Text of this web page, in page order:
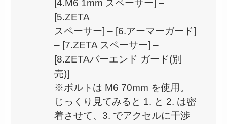
[4.M6 1mm スペーサー] –
[5.ZETA
スペーサー] – [6.アーマーガード]
– [7.ZETA スペーサー] –
[8.ZETAバーエンド ガード(別
売)]
※ボルトは M6 70mm を使用。
じっくり見てみると 1. と 2. は密
着させて、3. でアクセルに干渉